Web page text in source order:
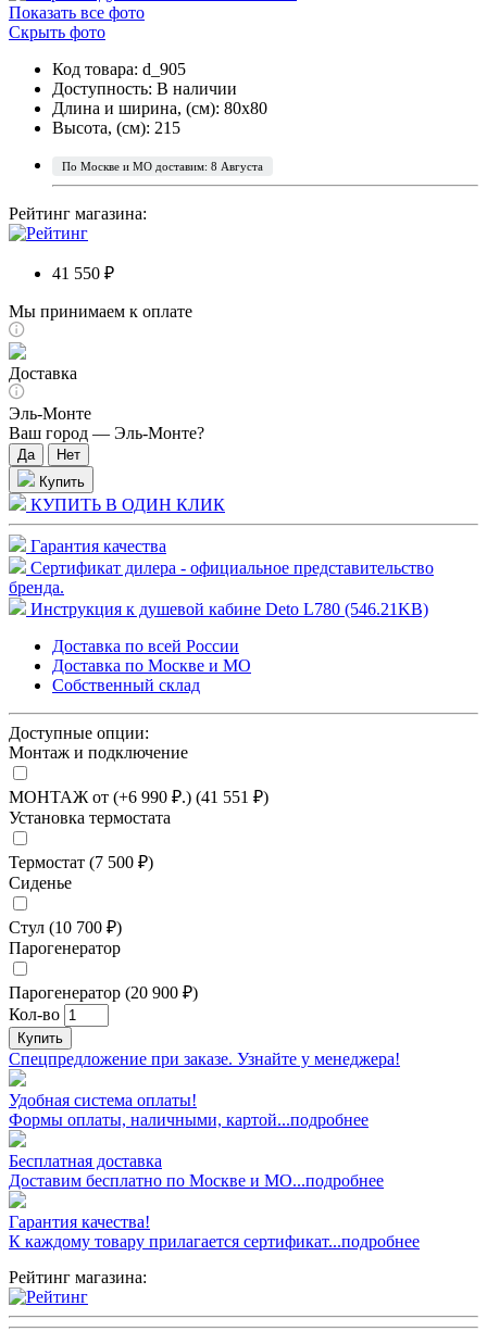
Показать все фото
Скрыть фото
Код товара: d_905
Доступность: В наличии
Длина и ширина, (см): 80x80
Высота, (см): 215
По Москве и МО доставим: 8 Августа
Рейтинг магазина:
41 550 ₽
Мы принимаем к оплате
Доставка
Эль-Монте
Ваш город — Эль-Монте?
Купить
КУПИТЬ В ОДИН КЛИК
Гарантия качества
Сертификат дилера - официальное представительство
бренда.
Инструкция к душевой кабине Deto L780 (546.21KB)
Доставка по всей России
Доставка по Москве и МО
Собственный склад
Доступные опции:
Монтаж и подключение
МОНТАЖ от (+6 990 ₽.) (41 551 ₽)
Установка термостата
Термостат (7 500 ₽)
Сиденье
Стул (10 700 ₽)
Парогенератор
Парогенератор (20 900 ₽)
Кол-во
Купить
Спецпредложение при заказе. Узнайте у менеджера!
Удобная система оплаты!
Формы оплаты, наличными, картой...подробнее
Бесплатная доставка
Доставим бесплатно по Москве и МО...подробнее
Гарантия качества!
К каждому товару прилагается сертификат...подробнее
Рейтинг магазина: